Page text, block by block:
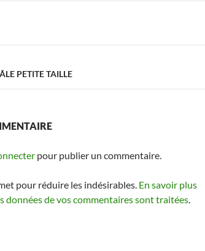
PETITE TAILLE
pour publier un commentaire.
pour réduire les indésirables. En savoir plus
données de vos commentaires sont traitées.